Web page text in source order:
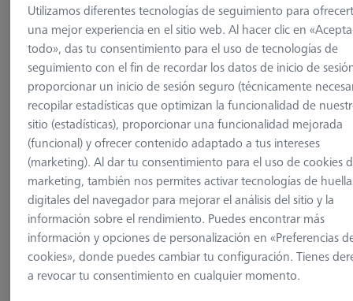
SISTEMAS DE PALLETS
Kit Tomostage Estándar
Ø100x340mm
626140-9400-012
más el IVA
Utilizamos diferentes tecnologías de seguimiento para
una mejor experiencia en el sitio web. Al hacer clic en
todo», das tu consentimiento para el uso de tecnologías de
seguimiento con el fin de recordar los datos de inicio de
proporcionar un inicio de sesión seguro (técnicamente
recopilar estadísticas que optimizan la funcionalidad de
sitio (estadísticas), proporcionar una funcionalidad mejorada
(funcional) y ofrecer contenido adaptado a tus intereses
(marketing). Al dar tu consentimiento para el uso de cookies
marketing, también nos permites activar tecnologías de
digitales del navegador para mejorar el análisis del sitio y la
información sobre el rendimiento. Puedes encontrar más
información y opciones de personalización en «Preferencias
cookies», donde puedes cambiar tu configuración. Tienes
a revocar tu consentimiento en cualquier momento.